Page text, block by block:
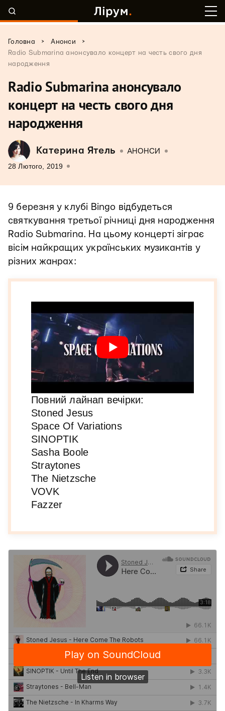
Головна > Анонси
>
Radio Submarina анонсувало концерт на честь свого дня
народження
Radio Submarina анонсувало
концерт на честь свого дня
народження
Катерина Ятель АНОНСИ
28 Лютого, 2019
9 березня у клубі Bingo відбудеться
святкування третьої річниці дня народження
Radio Submarina. На цьому концерті зіграє
вісім найкращих українських музикантів у
різних жанрах:
Повний лайнап вечірки:
Stoned Jesus
Space Of Variations
SINOPTIK
Sasha Boole
Straytones
The Nietzsche
VOVK
Fazzer